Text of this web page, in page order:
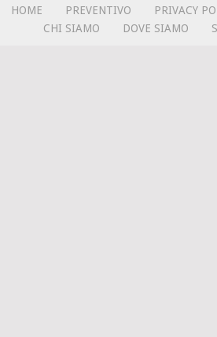
HOME
PREVENTIVO PRIVACY
CHI SIAMO
DOVE SIAMO